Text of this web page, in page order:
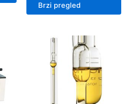
Brzi pregled